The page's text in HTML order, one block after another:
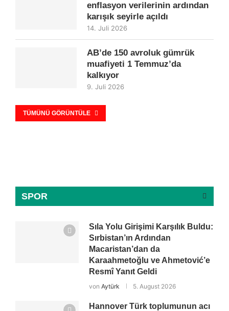
enflasyon verilerinin ardından
karışık seyirle açıldı
14. Juli 2026
AB’de 150 avroluk gümrük
muafiyeti 1 Temmuz’da
kalkıyor
9. Juli 2026
TÜMÜNÜ GÖRÜNTÜLE
SPOR
Sıla Yolu Girişimi Karşılık Buldu:
Sırbistan’ın Ardından
Macaristan’dan da
Karaahmetoğlu ve Ahmetović’e
Resmî Yanıt Geldi
vonAytürk 5. August 2026
Hannover Türk toplumunun acı